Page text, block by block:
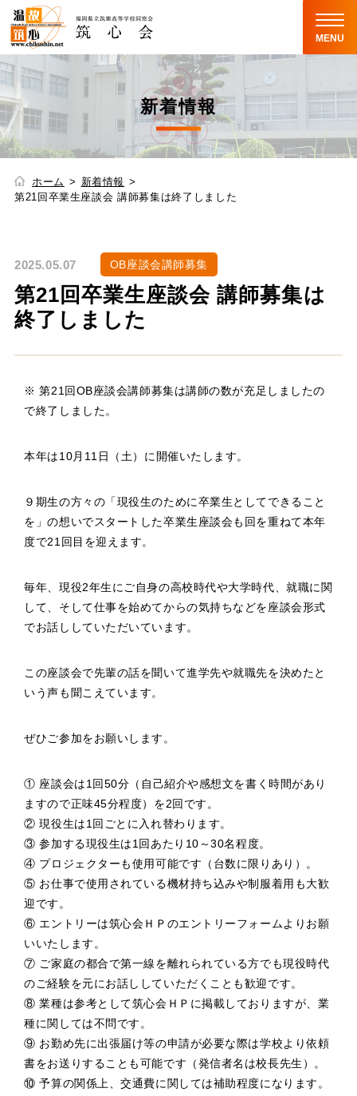
MENU
新着情報
ホーム
新着情報
第21回卒業生座談会 講師募集は終了しました
2025.05.07 OB座談会講師募集
第21回卒業生座談会 講師募集は
終了しました
※ 第21回OB座談会講師募集は講師の数が充足しましたの
で終了しました。
本年は10月11日（土）に開催いたします。
９期生の方々の「現役生のために卒業生としてできること
を」の想いでスタートした卒業生座談会も回を重ねて本年
度で21回目を迎えます。
毎年、現役2年生にご自身の高校時代や大学時代、就職に関
して、そして仕事を始めてからの気持ちなどを座談会形式
でお話ししていただいています。
この座談会で先輩の話を聞いて進学先や就職先を決めたと
いう声も聞こえています。
ぜひご参加をお願いします。
① 座談会は1回50分（自己紹介や感想文を書く時間があり
ますので正味45分程度）を2回です。
② 現役生は1回ごとに入れ替わります。
③ 参加する現役生は1回あたり10～30名程度。
④ プロジェクターも使用可能です（台数に限りあり）。
⑤ お仕事で使用されている機材持ち込みや制服着用も大歓
迎です。
⑥ エントリーは筑心会ＨＰのエントリーフォームよりお願
いいたします。
⑦ ご家庭の都合で第一線を離れられている方でも現役時代
のご経験を元にお話ししていただくことも歓迎です。
⑧ 業種は参考として筑心会ＨＰに掲載しておりますが、業
種に関しては不問です。
⑨ お勤め先に出張届け等の申請が必要な際は学校より依頼
書をお送りすることも可能です（発信者名は校長先生）。
⑩ 予算の関係上、交通費に関しては補助程度になります。